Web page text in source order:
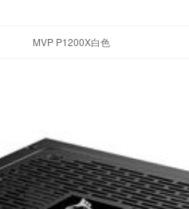
MVP P1200X白色